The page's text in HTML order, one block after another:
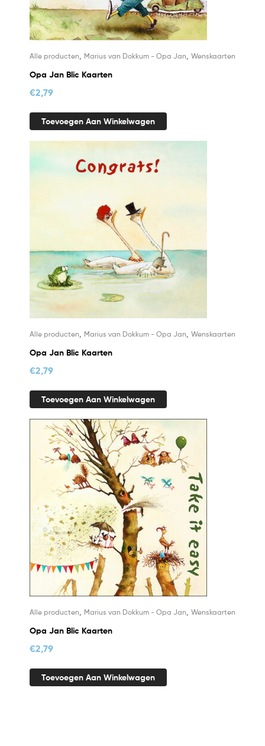
Alle producten Marius van Dokkum - Opa Jan Wenskaarten
Opa Jan Blic Kaarten
€2,79
Toevoegen Aan Winkelwagen
Alle producten Marius van Dokkum - Opa Jan Wenskaarten
Opa Jan Blic Kaarten
€2,79
Toevoegen Aan Winkelwagen
Alle producten Marius van Dokkum - Opa Jan Wenskaarten
Opa Jan Blic Kaarten
€2,79
Toevoegen Aan Winkelwagen